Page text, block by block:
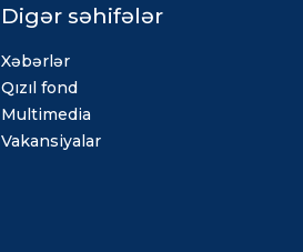
Digər səhifələr
Xəbərlər
Qızıl fond
Multimedia
Vakansiyalar